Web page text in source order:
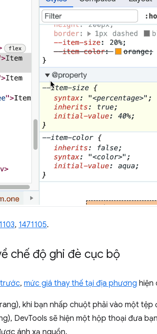
, 1471105.
chế độ ghi đè cục bộ
, mức giá thay thế tại địa phương hiện
khi bạn nhấp chuột phải vào một
DevTools sẽ hiện một hộp thoại đưa